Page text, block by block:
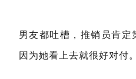
男友都吐槽，推销员肯定
因为她看上去就很好对付。